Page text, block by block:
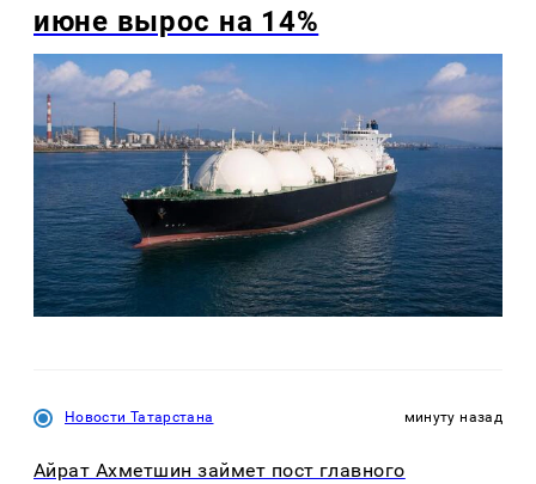
июне вырос на 14%
Новости Татарстана минуту назад
Айрат Ахметшин займет пост главного